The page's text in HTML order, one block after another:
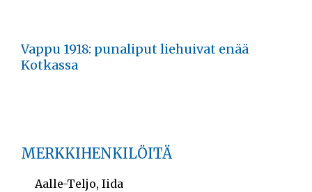
Vappu 1918: punaliput liehuivat enää
Kotkassa
MERKKIHENKILÖITÄ
Aalle-Teljo, Iida